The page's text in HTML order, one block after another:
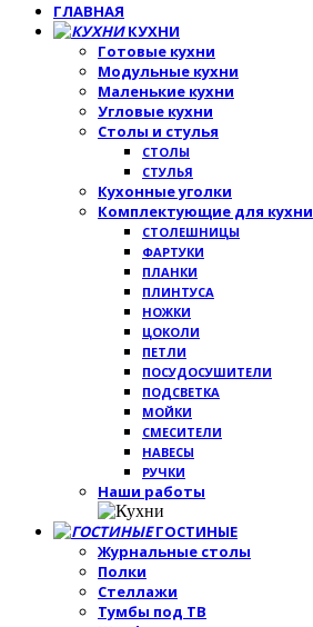
ГЛАВНАЯ
КУХНИ
Готовые кухни
Модульные кухни
Маленькие кухни
Угловые кухни
Столы и стулья
СТОЛЫ
СТУЛЬЯ
Кухонные уголки
Комплектующие для кухни
СТОЛЕШНИЦЫ
ФАРТУКИ
ПЛАНКИ
ПЛИНТУСА
НОЖКИ
ЦОКОЛИ
ПЕТЛИ
ПОСУДОСУШИТЕЛИ
ПОДСВЕТКА
МОЙКИ
СМЕСИТЕЛИ
НАВЕСЫ
РУЧКИ
Наши работы
ГОСТИНЫЕ
Журнальные столы
Полки
Стеллажи
Тумбы под ТВ